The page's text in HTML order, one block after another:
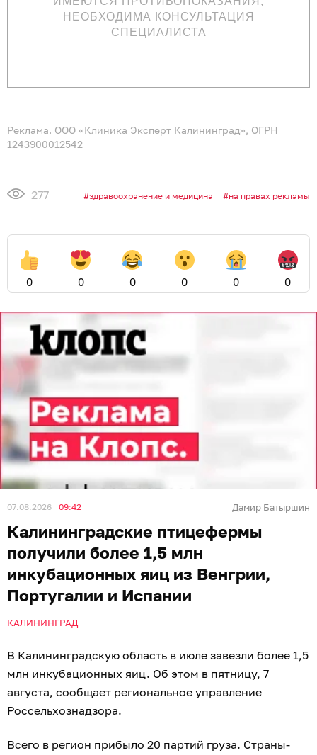
НЕОБХОДИМА КОНСУЛЬТАЦИЯ
СПЕЦИАЛИСТА
Реклама. ООО «Клиника Эксперт Калининград», ОГРН
1243900012542
277 здравоохранение и медицина на правах рекламы
0 0 0 0 0 0
07.08.2026 09:42 Дамир Батыршин
Калининградские птицефермы
получили более 1,5 млн
инкубационных яиц из Венгрии,
Португалии и Испании
КАЛИНИНГРАД
В Калининградскую область в июле завезли более 1,5
млн инкубационных яиц. Об этом в пятницу, 7
августа, сообщает региональное управление
Россельхознадзора.
Всего в регион прибыло 20 партий груза. Страны-